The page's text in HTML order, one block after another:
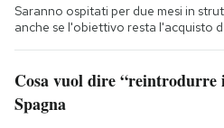
Saranno ospitati per due mesi in
anche se l'obiettivo resta l'acquisto
Cosa vuol dire
Spagna